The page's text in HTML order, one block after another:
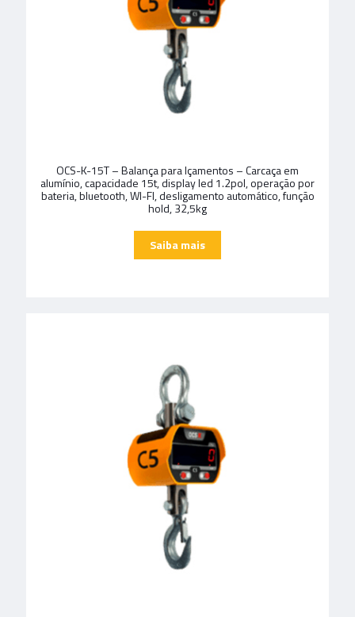
OCS-K-15T – Balança para Içamentos – Carcaça em
alumínio, capacidade 15t, display led 1.2pol, operação por
bateria, bluetooth, WI-FI, desligamento automático, função
hold, 32,5kg